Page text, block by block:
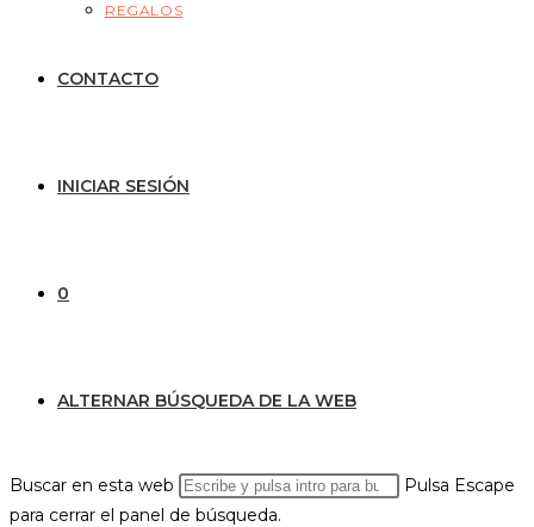
REGALOS
CONTACTO
INICIAR SESIÓN
0
ALTERNAR BÚSQUEDA DE LA WEB
Buscar en esta web
Pulsa Escape
para cerrar el panel de búsqueda.